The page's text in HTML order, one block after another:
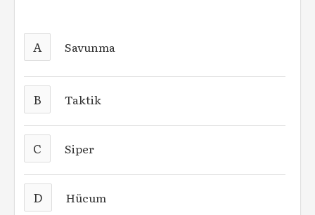
A Savunma
B Taktik
C Siper
D Hücum